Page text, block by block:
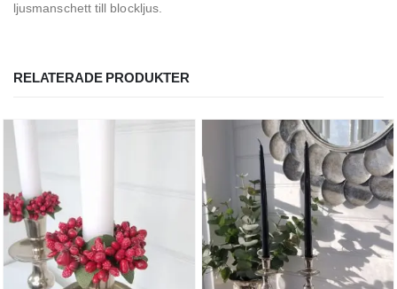
ljusmanschett till blockljus.
RELATERADE PRODUKTER